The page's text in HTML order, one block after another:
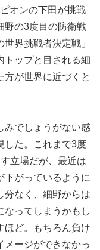
オンの下田が挑戦
野の3度目の防衛戦
界挑戦者決定戦」
トップと目される細
方が世界に近づくと
でしょうがない感
した。これまで3度
立場だが、最近は
下がっているように
分なく、細野からは
なってしまうかもし
ほど。もちろん負け
メージができなかっ